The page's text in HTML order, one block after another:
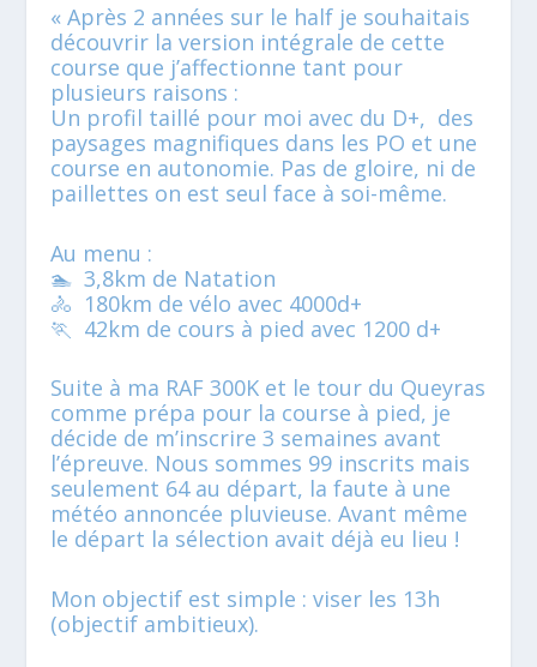
« Après 2 années sur le half je souhaitais
découvrir la version intégrale de cette
course que j’affectionne tant pour
plusieurs raisons :
Un profil taillé pour moi avec du D+, des
paysages magnifiques dans les PO et une
course en autonomie. Pas de gloire, ni de
paillettes on est seul face à soi-même.
Au menu :
🏊 3,8km de Natation
🚴 180km de vélo avec 4000d+
🏃 42km de cours à pied avec 1200 d+
Suite à ma RAF 300K et le tour du Queyras
comme prépa pour la course à pied, je
décide de m’inscrire 3 semaines avant
l’épreuve. Nous sommes 99 inscrits mais
seulement 64 au départ, la faute à une
météo annoncée pluvieuse. Avant même
le départ la sélection avait déjà eu lieu !
Mon objectif est simple : viser les 13h
(objectif ambitieux).